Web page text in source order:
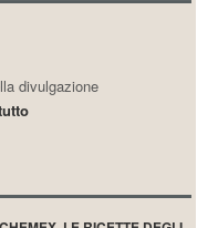
divulgazione